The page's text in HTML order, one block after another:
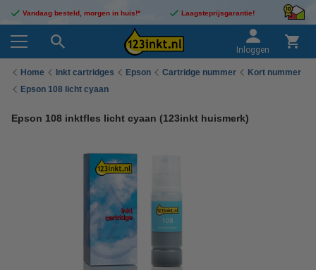
Vandaag besteld, morgen in huis!* Laagsteprijsgarantie!
Inloggen
Home Inkt cartridges Epson Cartridge nummer
Kort nummer
Epson 108 licht cyaan
Epson 108 inktfles licht cyaan (123inkt huismerk)